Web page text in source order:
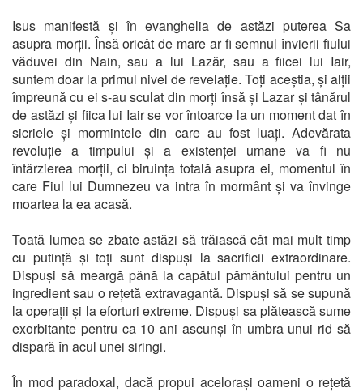
Isus manifestă și în evanghelia de astăzi puterea Sa
asupra morții. Însă oricât de mare ar fi semnul învierii fiului
văduvei din Nain, sau a lui Lazăr, sau a fiicei lui Iair,
suntem doar la primul nivel de revelație. Toți aceștia, și alții
împreună cu ei s-au sculat din morți însă și Lazar și tânărul
de astăzi și fiica lui Iair se vor întoarce la un moment dat în
sicriele și mormintele din care au fost luați. Adevărata
revoluție a timpului și a existenței umane va fi nu
întârzierea morții, ci biruința totală asupra ei, momentul în
care Fiul lui Dumnezeu va intra în mormânt și va învinge
moartea la ea acasă.
Toată lumea se zbate astăzi să trăiască cât mai mult timp
cu putință și toți sunt dispuși la sacrificii extraordinare.
Dispuși să meargă până la capătul pământului pentru un
ingredient sau o rețetă extravagantă. Dispuși să se supună
la operații și la eforturi extreme. Dispuși sa plătească sume
exorbitante pentru ca 10 ani ascunși în umbra unui rid să
dispară în acul unei siringi.
În mod paradoxal, dacă propui acelorași oameni o rețetă